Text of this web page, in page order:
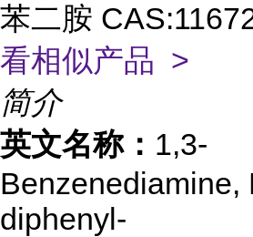
苯二胺
看相似产品 >
简介
英文名称： 1,3-
Benzenediamine,
diphenyl-